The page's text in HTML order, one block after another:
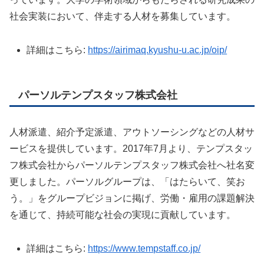
社会実装において、伴走する人材を募集しています。
詳細はこちら: https://airimaq.kyushu-u.ac.jp/oip/
パーソルテンプスタッフ株式会社
人材派遣、紹介予定派遣、アウトソーシングなどの人材サ
ービスを提供しています。2017年7月より、テンプスタッ
フ株式会社からパーソルテンプスタッフ株式会社へ社名変
更しました。パーソルグループは、「はたらいて、笑お
う。」をグループビジョンに掲げ、労働・雇用の課題解決
を通じて、持続可能な社会の実現に貢献しています。
詳細はこちら: https://www.tempstaff.co.jp/